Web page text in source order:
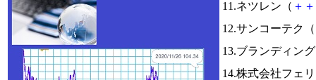
11.ネツレン（ ＋ ＋
12.サンコーテク（
13.ブランディン
14.株式会社フェ